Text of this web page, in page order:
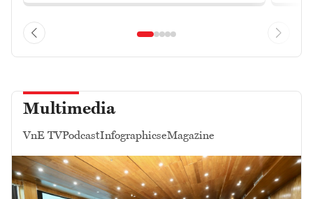
Multimedia
VnE TVPodcastInfographicseMagazine